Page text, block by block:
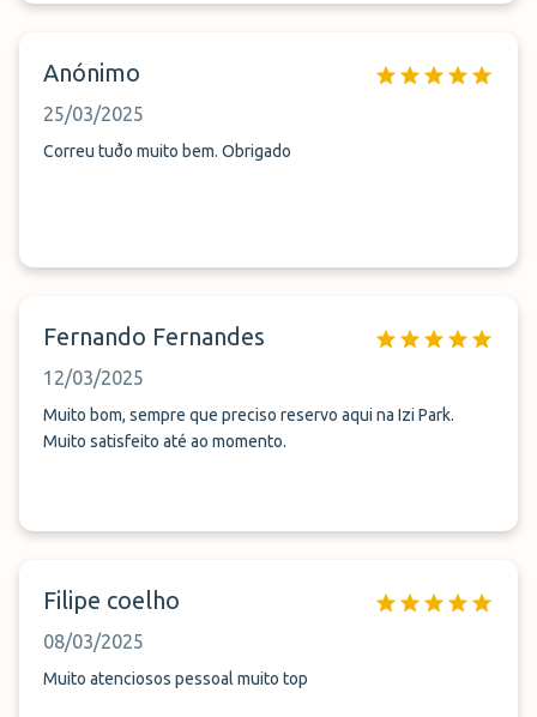
Anónimo
25/03/2025
Correu tuðo muito bem. Obrigado
Fernando Fernandes
12/03/2025
Muito bom, sempre que preciso reservo aqui na Izi Park.
Muito satisfeito até ao momento.
Filipe coelho
08/03/2025
Muito atenciosos pessoal muito top